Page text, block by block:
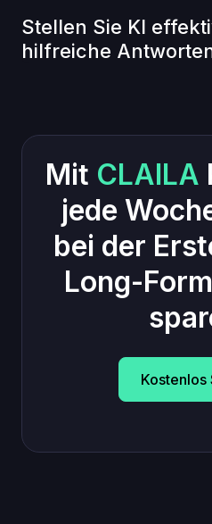
Stellen Sie KI
hilfreiche
Mit CLAILA
jede
bei der
Long-
Kostenlos